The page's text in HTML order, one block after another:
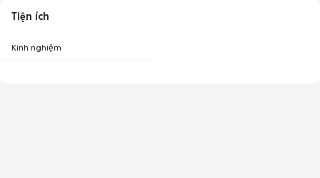
Tiện ích
Kinh nghiệm